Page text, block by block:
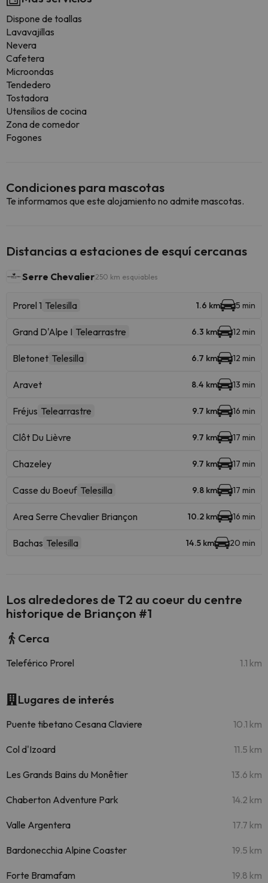
Dispone de toallas
Lavavajillas
Nevera
Cafetera
Microondas
Tendedero
Tostadora
Utensilios de cocina
Zona de comedor
Fogones
Condiciones para mascotas
Te informamos que este alojamiento no admite mascotas.
Distancias a estaciones de esquí cercanas
Serre Chevalier250 km esquiables
Prorel 1 Telesilla 1.6 km 5 min
Grand D'Alpe I Telearrastre 6.3 km 12 min
Bletonet Telesilla 6.7 km 12 min
Aravet 8.4 km 13 min
Fréjus Telearrastre 9.7 km 16 min
Clôt Du Lièvre 9.7 km 17 min
Chazeley 9.7 km 17 min
Casse du Boeuf Telesilla 9.8 km 17 min
Area Serre Chevalier Briançon 10.2 km 16 min
Bachas Telesilla 14.5 km 20 min
Los alrededores de T2 au coeur du centre
historique de Briançon #1
Cerca
Teleférico Prorel 1.1 km
Lugares de interés
Puente tibetano Cesana Claviere 10.1 km
Col d'Izoard 11.5 km
Les Grands Bains du Monêtier 13.6 km
Chaberton Adventure Park 14.2 km
Valle Argentera 17.7 km
Bardonecchia Alpine Coaster 19.5 km
Forte Bramafam 19.8 km